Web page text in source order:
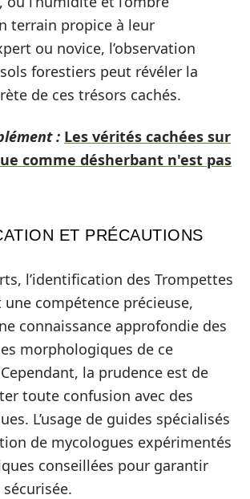
terrain propice à leur
ou novice, l’observation
forestiers peut révéler la
de ces trésors cachés.
: Les vérités cachées sur
comme désherbant n'est pas
ET PRÉCAUTIONS
l’identification des Trompettes
compétence précieuse,
connaissance approfondie des
morphologiques de ce
la prudence est de
toute confusion avec des
L’usage de guides spécialisés
de mycologues expérimentés
conseillées pour garantir